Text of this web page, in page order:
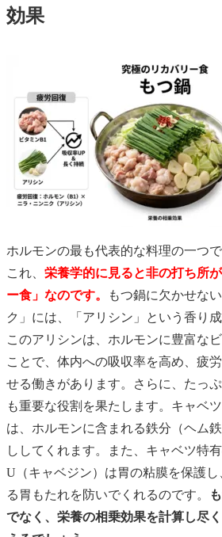
効果
ホルモンの最も代表的な料理の一つ
これ、 栄養学的に見ると非の打ち所
ー食」なのです。
もつ鍋に欠かせな
ク」には、「アリシン」という香り
このアリシンは、ホルモンに豊富な
ことで、体内への吸収率を高め、疲
せる働きがあります。さらに、たっ
も重要な役割を果たします。キャベ
は、ホルモンに含まれる鉄分（ヘム
ししてくれます。また、キャベツ特
U（キャベジン）は胃の粘膜を保護
る胃もたれを防いでくれるのです。
でなく、栄養の相乗効果を計算し尽